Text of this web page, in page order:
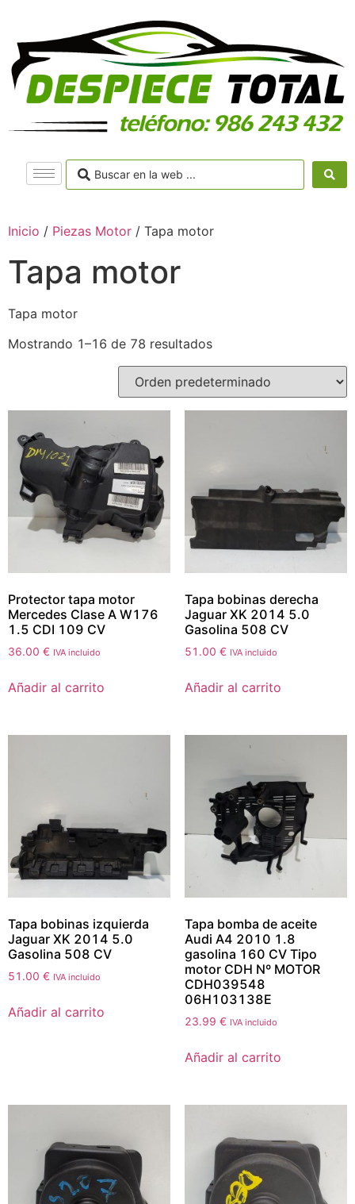
Inicio / Piezas Motor / Tapa motor
Tapa motor
Tapa motor
Mostrando 1–16 de 78 resultados
Protector tapa motor
Mercedes Clase A W176
1.5 CDI 109 CV
36.00 € IVA incluido
Añadir al carrito
Tapa bobinas derecha
Jaguar XK 2014 5.0
Gasolina 508 CV
51.00 € IVA incluido
Añadir al carrito
Tapa bobinas izquierda
Jaguar XK 2014 5.0
Gasolina 508 CV
51.00 € IVA incluido
Añadir al carrito
Tapa bomba de aceite
Audi A4 2010 1.8
gasolina 160 CV Tipo
motor CDH Nº MOTOR
CDH039548
06H103138E
23.99 € IVA incluido
Añadir al carrito